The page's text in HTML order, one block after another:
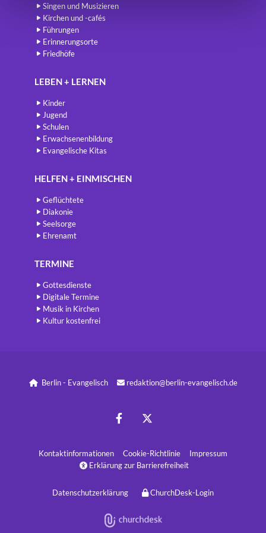
Singen und Musizieren
Kirchen und -cafés
Führungen
Erinnerungsorte
Friedhöfe
LEBEN + LERNEN
Kinder
Jugend
Schulen
Erwachsenenbildung
Evangelische Kitas
HELFEN + EINMISCHEN
Geflüchtete
Diakonie
Seelsorge
Ehrenamt
TERMINE
Gottesdienste
Digitale Termine
Musik in Kirchen
Kultur kostenfrei
Berlin - Evangelisch  redaktion@berlin-evangelisch.de
Kontaktinformationen Cookie-Richtlinie Impressum
Erklärung zur Barrierefreiheit
Datenschutzerklärung ChurchDesk-Login